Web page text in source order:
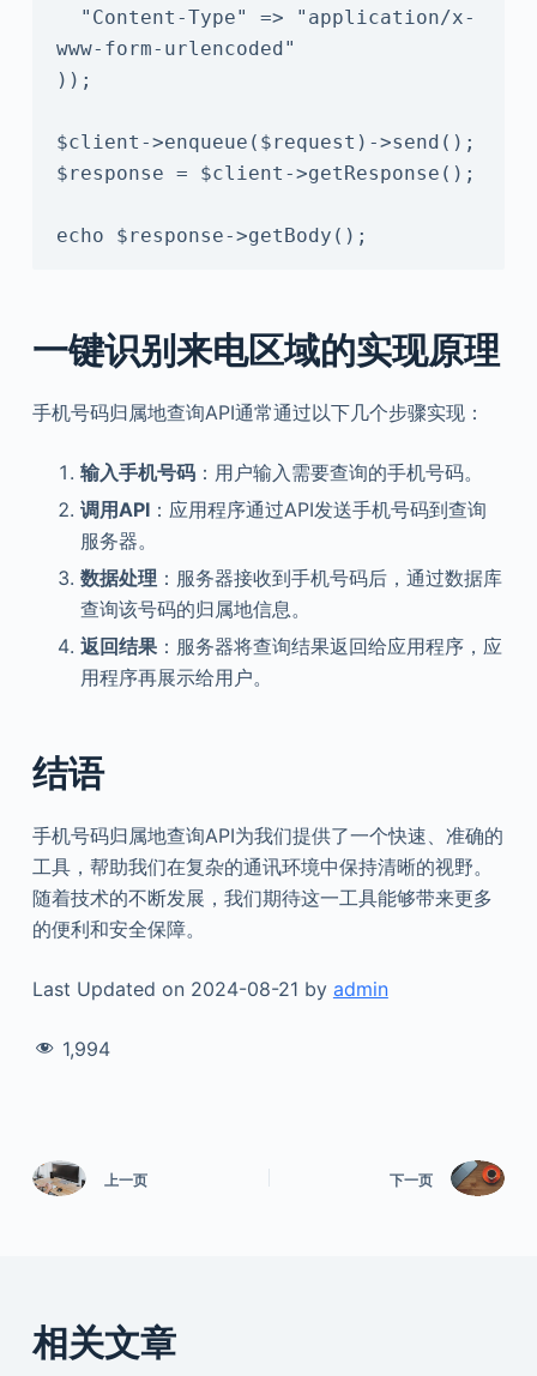
www-form-urlencoded"
));
$client->enqueue($request)->send();
$response = $client->getResponse();
echo $response->getBody();
一键识别来电区域的实现原理
手机号码归属地查询API通常通过以下几个步骤实现：
输入手机号码：用户输入需要查询的手机号码。
调用API：应用程序通过API发送手机号码到查询
服务器。
数据处理 ：服务器接收到手机号码后，通过数据库
查询该号码的归属地信息。
返回结果：服务器将查询结果返回给应用程序，应
用程序再展示给用户。
结语
手机号码归属地查询API为我们提供了一个快速、准确的
工具，帮助我们在复杂的通讯环境中保持清晰的视野。
随着技术的不断发展，我们期待这一工具能够带来更多
的便利和安全保障。
Last Updated on 2024-08-21 by admin
1,994
上一页 下一页
相关文章